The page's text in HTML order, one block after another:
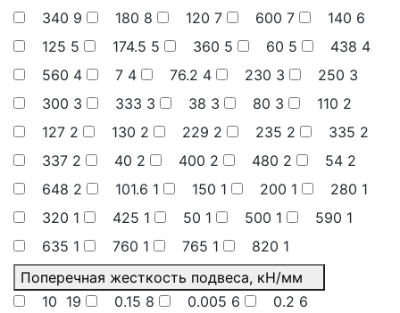
340 9 180 8 120 7 600 7 140 6
125 5 174.5 5 360 5 60 5 438 4
560 4 7 4 76.2 4 230 3 250 3
300 3 333 3 38 3 80 3 110 2
127 2 130 2 229 2 235 2 335 2
337 2 40 2 400 2 480 2 54 2
648 2 101.6 1 150 1 200 1 280 1
320 1 425 1 50 1 500 1 590 1
635 1 760 1 765 1 820 1
Поперечная жесткость подвеса, кН/мм
10 19 0.15 8 0.005 6 0.2 6